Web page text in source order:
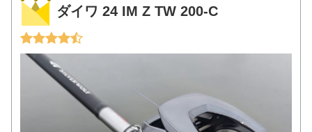
ダイワ 24 IM Z TW 200-C